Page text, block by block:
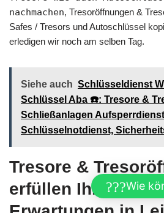
nachmachen, Tresoröffnungen &
Safes / Tresors und Autoschlüssel
erledigen wir noch am selben Tag.
Siehe auch Schlüsseldienst
Schlüssel Aba ☎️: Tresore &
Schließanlagen
Schlüsselnotdienst,
Tresore &
erfüllen Ihnen Ihre
Wie